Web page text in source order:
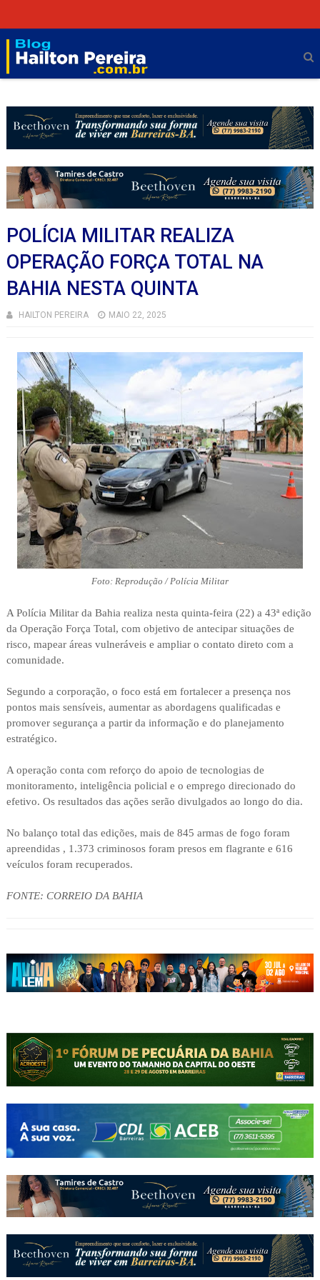
POLÍCIA MILITAR REALIZA
OPERAÇÃO FORÇA TOTAL NA
BAHIA NESTA QUINTA
HAILTON PEREIRA MAIO 22, 2025
Foto: Reprodução / Polícia Militar
A Polícia Militar da Bahia realiza nesta quinta-feira (22) a 43ª edição
da Operação Força Total, com objetivo de antecipar situações de
risco, mapear áreas vulneráveis e ampliar o contato direto com a
comunidade.
Segundo a corporação, o foco está em fortalecer a presença nos
pontos mais sensíveis, aumentar as abordagens qualificadas e
promover segurança a partir da informação e do planejamento
estratégico.
A operação conta com reforço do apoio de tecnologias de
monitoramento, inteligência policial e o emprego direcionado do
efetivo. Os resultados das ações serão divulgados ao longo do dia.
No balanço total das edições, mais de 845 armas de fogo foram
apreendidas , 1.373 criminosos foram presos em flagrante e 616
veículos foram recuperados.
FONTE: CORREIO DA BAHIA